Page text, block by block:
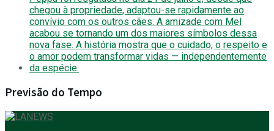
Previsão do Tempo